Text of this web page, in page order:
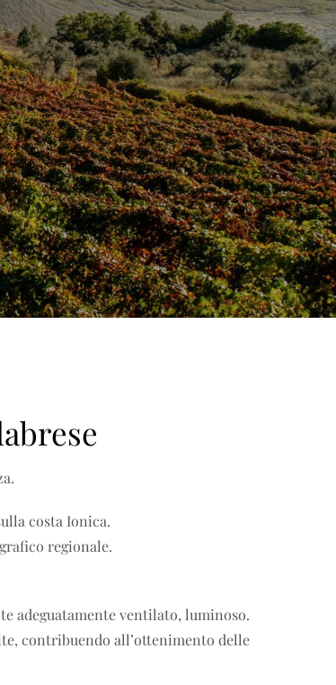
costa Ionica.
regionale.
adeguatamente ventilato, luminoso.
contribuendo all’ottenimento delle